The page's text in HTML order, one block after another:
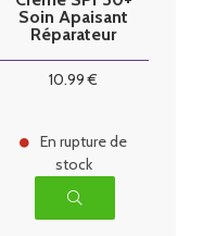
Soin Apaisant
Réparateur
10.99 €
En rupture de
stock